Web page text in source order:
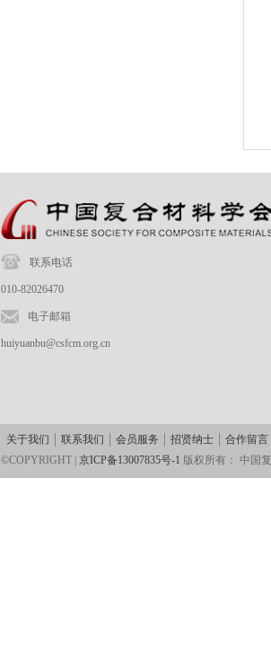
联系电话
010-82026470
电子邮箱
huiyuanbu@csfcm.org.cn
关于我们 联系我们 会员服务 招贤纳士
合作留言
©COPYRIGHT | 京ICP备13007835号-1 版权所有： 中国